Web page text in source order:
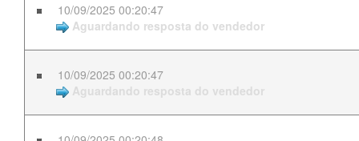
10/09/2025 00:20:47
Aguardando resposta do vendedor
10/09/2025 00:20:47
Aguardando resposta do vendedor